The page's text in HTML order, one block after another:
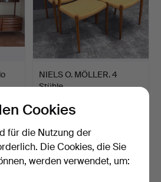
NIELS O. MÖLLER. 4
Stühle.
1 Gebot
Cookies
für die Nutzung der
Die Cookies, die Sie
werden verwendet, um: